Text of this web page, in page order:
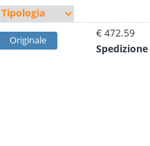
Originale
€ 472.59
Spedizione